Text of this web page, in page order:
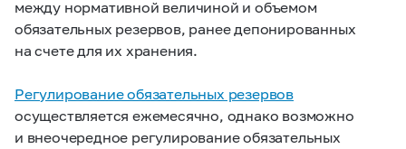
между нормативной величиной и объемом
обязательных резервов, ранее депонированных
на счете для их хранения.
Регулирование обязательных резервов
осуществляется ежемесячно, однако возможно
и внеочередное регулирование обязательных